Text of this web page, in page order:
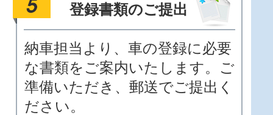
登録書類のご提出
納車担当より、車の登録に必要
な書類をご案内いたします。ご
準備いただき、郵送でご提出く
ださい。